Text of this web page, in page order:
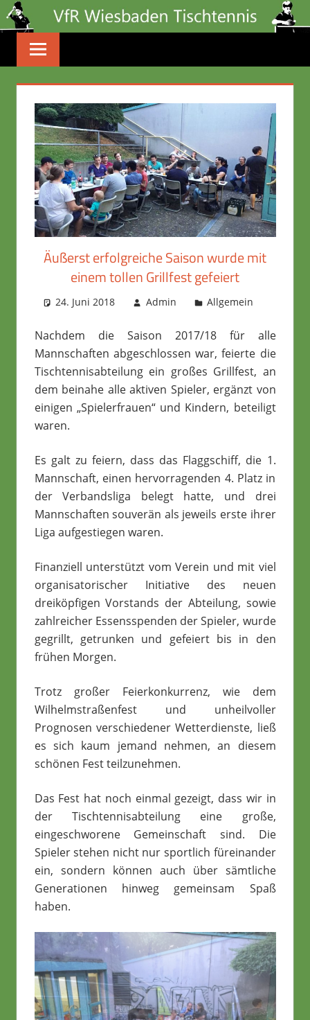
Zum
Inhalt
springen
Äußerst erfolgreiche Saison wurde mit
einem tollen Grillfest gefeiert
24. Juni 2018 Admin Allgemein
Nachdem die Saison 2017/18 für alle
Mannschaften abgeschlossen war, feierte die
Tischtennisabteilung ein großes Grillfest, an
dem beinahe alle aktiven Spieler, ergänzt von
einigen „Spielerfrauen“ und Kindern, beteiligt
waren.
Es galt zu feiern, dass das Flaggschiff, die 1.
Mannschaft, einen hervorragenden 4. Platz in
der Verbandsliga belegt hatte, und drei
Mannschaften souverän als jeweils erste ihrer
Liga aufgestiegen waren.
Finanziell unterstützt vom Verein und mit viel
organisatorischer Initiative des neuen
dreiköpfigen Vorstands der Abteilung, sowie
zahlreicher Essensspenden der Spieler, wurde
gegrillt, getrunken und gefeiert bis in den
frühen Morgen.
Trotz großer Feierkonkurrenz, wie dem
Wilhelmstraßenfest und unheilvoller
Prognosen verschiedener Wetterdienste, ließ
es sich kaum jemand nehmen, an diesem
schönen Fest teilzunehmen.
Das Fest hat noch einmal gezeigt, dass wir in
der Tischtennisabteilung eine große,
eingeschworene Gemeinschaft sind. Die
Spieler stehen nicht nur sportlich füreinander
ein, sondern können auch über sämtliche
Generationen hinweg gemeinsam Spaß
haben.